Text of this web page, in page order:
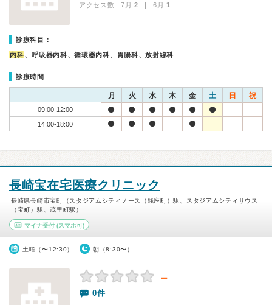
アクセス数 7月:2 | 6月:1
診療科目：
内科、呼吸器内科、循環器内科、胃腸科、放射線科
診療時間
月 火 水 木 金 土 日 祝
09:00-12:00
14:00-18:00
長崎宝在宅医療クリニック
長崎県長崎市宝町（スタジアムシティノース（銭座町）駅、スタジアムシティサウス
（宝町）駅、茂里町駅）
マイナ受付 (スマホ可)
土曜（〜12:30） 朝（8:30〜）
－
0件